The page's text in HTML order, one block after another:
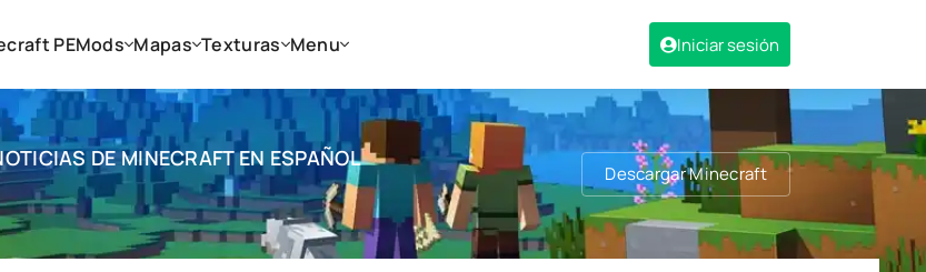
PEMods Mapas Texturas Menu Iniciar sesión
DE MINECRAFT EN ESPAÑOL
Descargar Minecraft